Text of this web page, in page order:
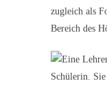
zugleich als
Bereich des